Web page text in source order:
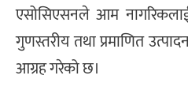
एसोसिएसनले आम
गुणस्तरीय तथा प्रमाणित उत्पादन
आग्रह गरेको छ।